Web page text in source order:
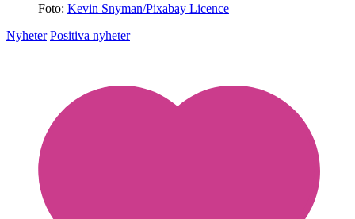
Foto: Kevin Snyman/Pixabay Licence
Nyheter Positiva nyheter